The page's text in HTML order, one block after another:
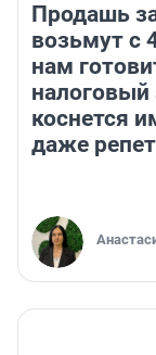
Продашь
возьмут с
нам
налоговый
коснется
даже